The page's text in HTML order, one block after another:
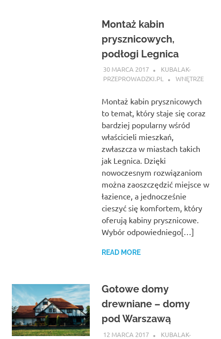
Montaż kabin
prysznicowych,
podłogi Legnica
30 MARCA 2017
KUBALAK-
PRZEPROWADZKI.PL
WNĘTRZE
Montaż kabin prysznicowych
to temat, który staje się coraz
bardziej popularny wśród
właścicieli mieszkań,
zwłaszcza w miastach takich
jak Legnica. Dzięki
nowoczesnym rozwiązaniom
można zaoszczędzić miejsce w
łazience, a jednocześnie
cieszyć się komfortem, który
oferują kabiny prysznicowe.
Wybór odpowiedniego[…]
READ MORE
Gotowe domy
drewniane – domy
pod Warszawą
12 MARCA 2017
KUBALAK-